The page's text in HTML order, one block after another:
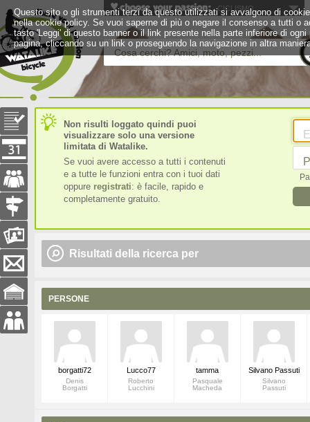
Cosa cerchi? Amici, moto, pezzi...
CICLISMO
Non risulti loggato quindi puoi
visualizzare solo una versione
limitata di Watalike.
Se vuoi avere accesso a tutti i contenuti
e a tutte le funzioni entra con i tuoi dati
oppure registrati: è facile, rapido e
completamente gratuito.
Risultati della ricerca per
PERSONE
borgatti72
Denis
Borgatti
Lucco77
Roberto
Lucchini
tamma
Pasquale
Macheda
Silvano Passuti
Silvano
Passuti
Questo sito o gli strumenti terzi da questo utilizzati si avvalgono di
nella cookie policy. Se vuoi saperne di più o negare il consenso a tutti o
tasto 'Leggi' di questo banner o il link presente nella parte inferiore di
pagina, cliccando su un link o proseguendo la navigazione in altra